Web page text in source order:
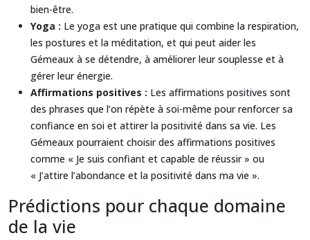
bien-être.
Yoga : Le yoga est une pratique qui combine la respiration,
les postures et la méditation, et qui peut aider les
Gémeaux à se détendre, à améliorer leur souplesse et à
gérer leur énergie.
Affirmations positives : Les affirmations positives sont
des phrases que l’on répète à soi-même pour renforcer sa
confiance en soi et attirer la positivité dans sa vie. Les
Gémeaux pourraient choisir des affirmations positives
comme « Je suis confiant et capable de réussir » ou
« J’attire l’abondance et la positivité dans ma vie ».
Prédictions pour chaque domaine
de la vie